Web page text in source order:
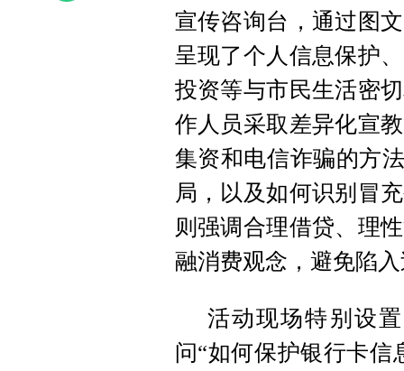
宣传咨询台，通过图
呈现了个人信息保护
投资等与市民生活密
作人员采取差异化宣
集资和电信诈骗的方
局，以及如何识别冒
则强调合理借贷、理
融消费观念，避免陷
活动现场特别设
问“如何保护银行卡信